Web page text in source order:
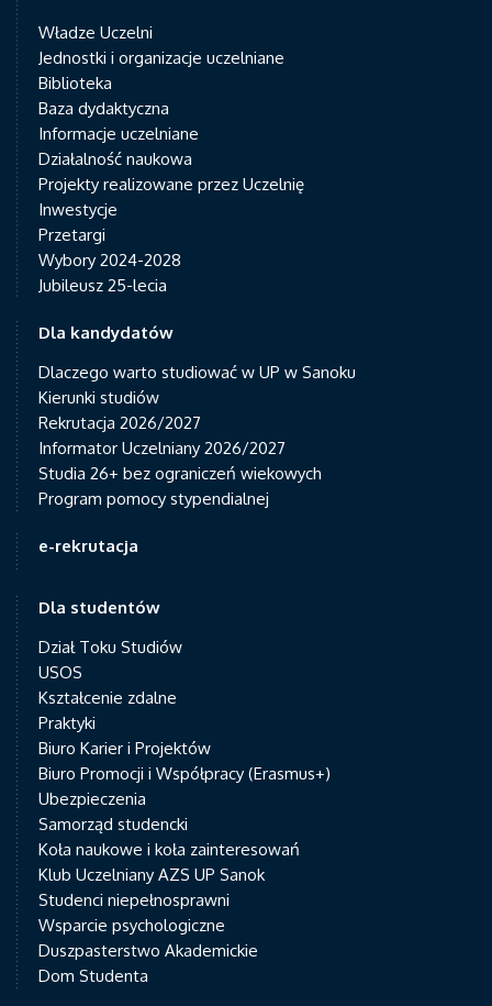
Władze Uczelni
Jednostki i organizacje uczelniane
Biblioteka
Baza dydaktyczna
Informacje uczelniane
Działalność naukowa
Projekty realizowane przez Uczelnię
Inwestycje
Przetargi
Wybory 2024-2028
Jubileusz 25-lecia
Dla kandydatów
Dlaczego warto studiować w UP w Sanoku
Kierunki studiów
Rekrutacja 2026/2027
Informator Uczelniany 2026/2027
Studia 26+ bez ograniczeń wiekowych
Program pomocy stypendialnej
e-rekrutacja
Dla studentów
Dział Toku Studiów
USOS
Kształcenie zdalne
Praktyki
Biuro Karier i Projektów
Biuro Promocji i Współpracy (Erasmus+)
Ubezpieczenia
Samorząd studencki
Koła naukowe i koła zainteresowań
Klub Uczelniany AZS UP Sanok
Studenci niepełnosprawni
Wsparcie psychologiczne
Duszpasterstwo Akademickie
Dom Studenta